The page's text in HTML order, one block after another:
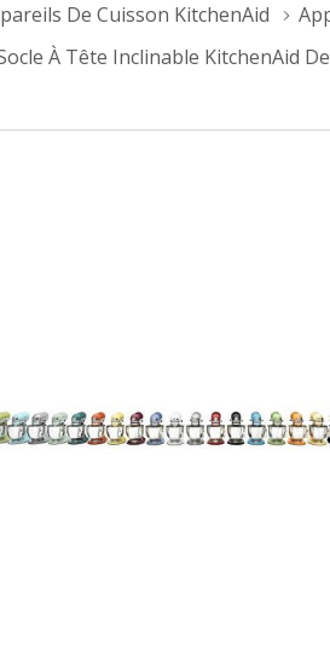
De Cuisson KitchenAid
À Tête Inclinable KitchenAid